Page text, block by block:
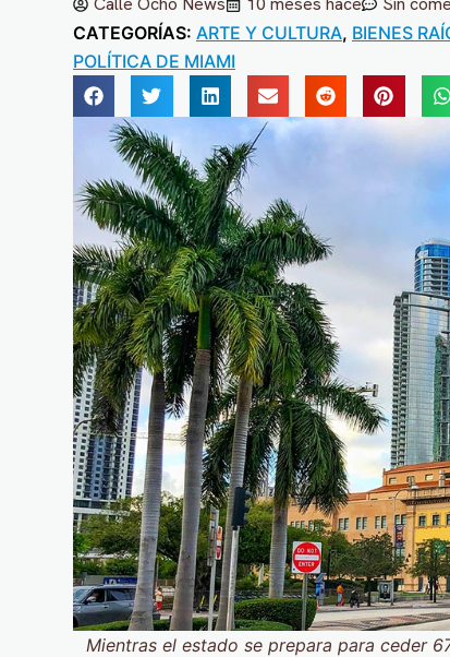
CATEGORÍAS: ARTE Y CULTURA, BIENES
POLÍTICA DE MIAMI
Mientras el estado se prepara para ceder